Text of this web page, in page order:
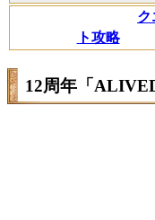
ク
ト攻略
12周年「